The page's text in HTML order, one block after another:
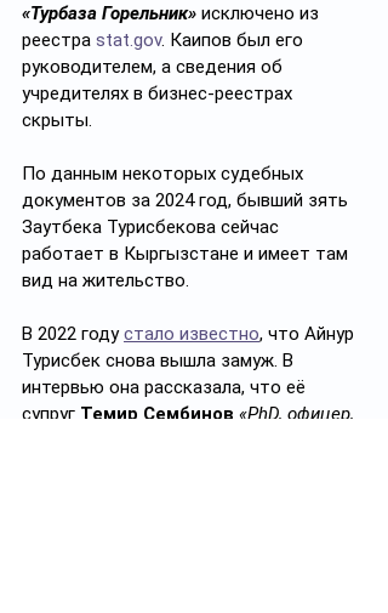
«Турбаза Горельник» исключено из
реестра stat.gov. Каипов был его
руководителем, а сведения об
учредителях в бизнес-реестрах
скрыты.
По данным некоторых судебных
документов за 2024 год, бывший зять
Заутбека Турисбекова сейчас
работает в Кыргызстане и имеет там
вид на жительство.
В 2022 году стало известно, что Айнур
Турисбек снова вышла замуж. В
интервью она рассказала, что её
супруг Темир Сембинов «PhD, офицер,